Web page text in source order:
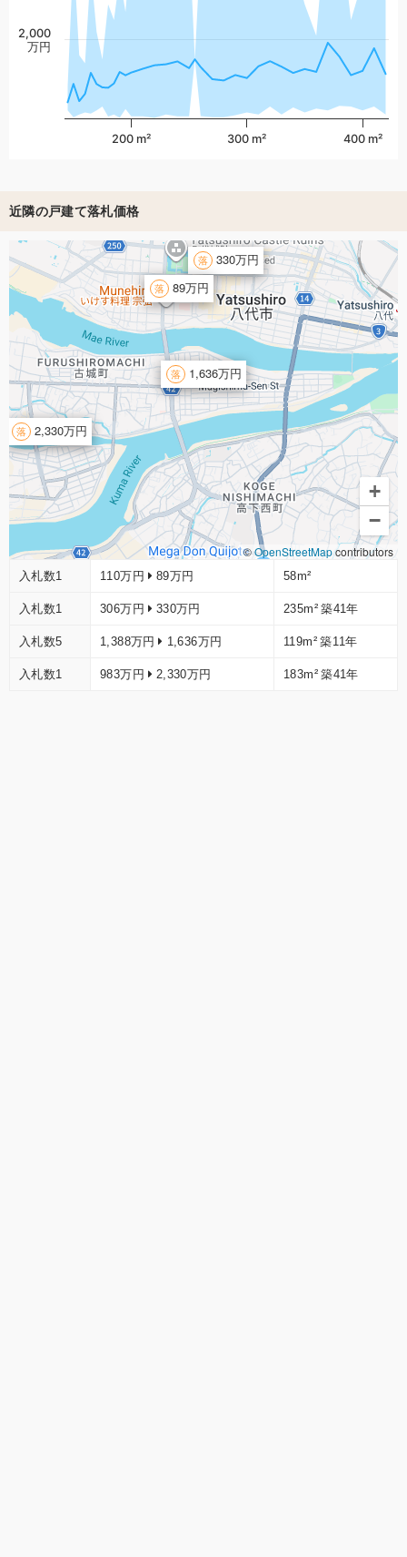
200 m² 300 m² 400 m²
2,000
万円
近隣の戸建て落札価格
2,330万円
1,636万円
330万円
89万円
+
−
©OpenStreetMapcontributors
入札数1 110万円 89万円 58m²
入札数1 306万円 330万円 235m² 築41年
入札数5 1,388万円 1,636万円 119m² 築11年
入札数1 983万円 2,330万円 183m² 築41年